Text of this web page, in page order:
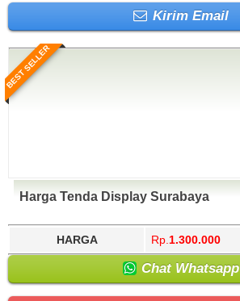
Kirim Email
BEST SELLER
Harga Tenda Display Surabaya
HARGA Rp. 1.300.000
Chat Whatsapp